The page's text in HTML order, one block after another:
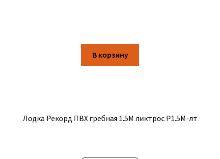
В корзину
Лодка Рекорд ПВХ гребная 1.5М ликтрос Р1.5М-лт